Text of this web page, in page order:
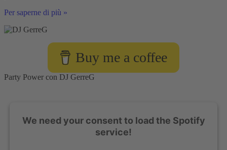
Migliorare
l'atmosfera
Per saperne di più »
Buy me a coffee
Party Power con DJ GerreG
We need your consent to load the Spotify
service!